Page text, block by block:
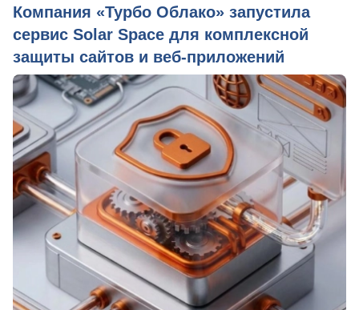
Компания «Турбо Облако» запустила
сервис Solar Space для комплексной
защиты сайтов и веб-приложений